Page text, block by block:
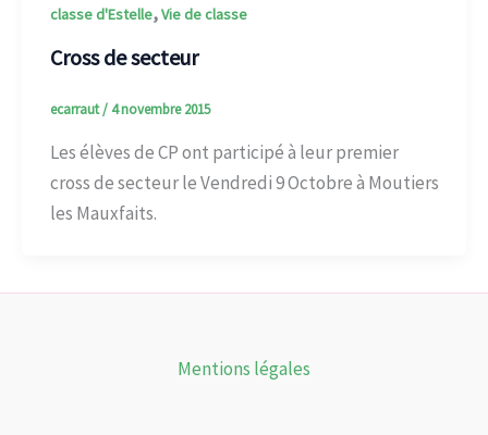
classe d'Estelle,Vie de classe
Cross de secteur
ecarraut/4 novembre 2015
Les élèves de CP ont participé à leur premier
cross de secteur le Vendredi 9 Octobre à Moutiers
les Mauxfaits.
Mentions légales